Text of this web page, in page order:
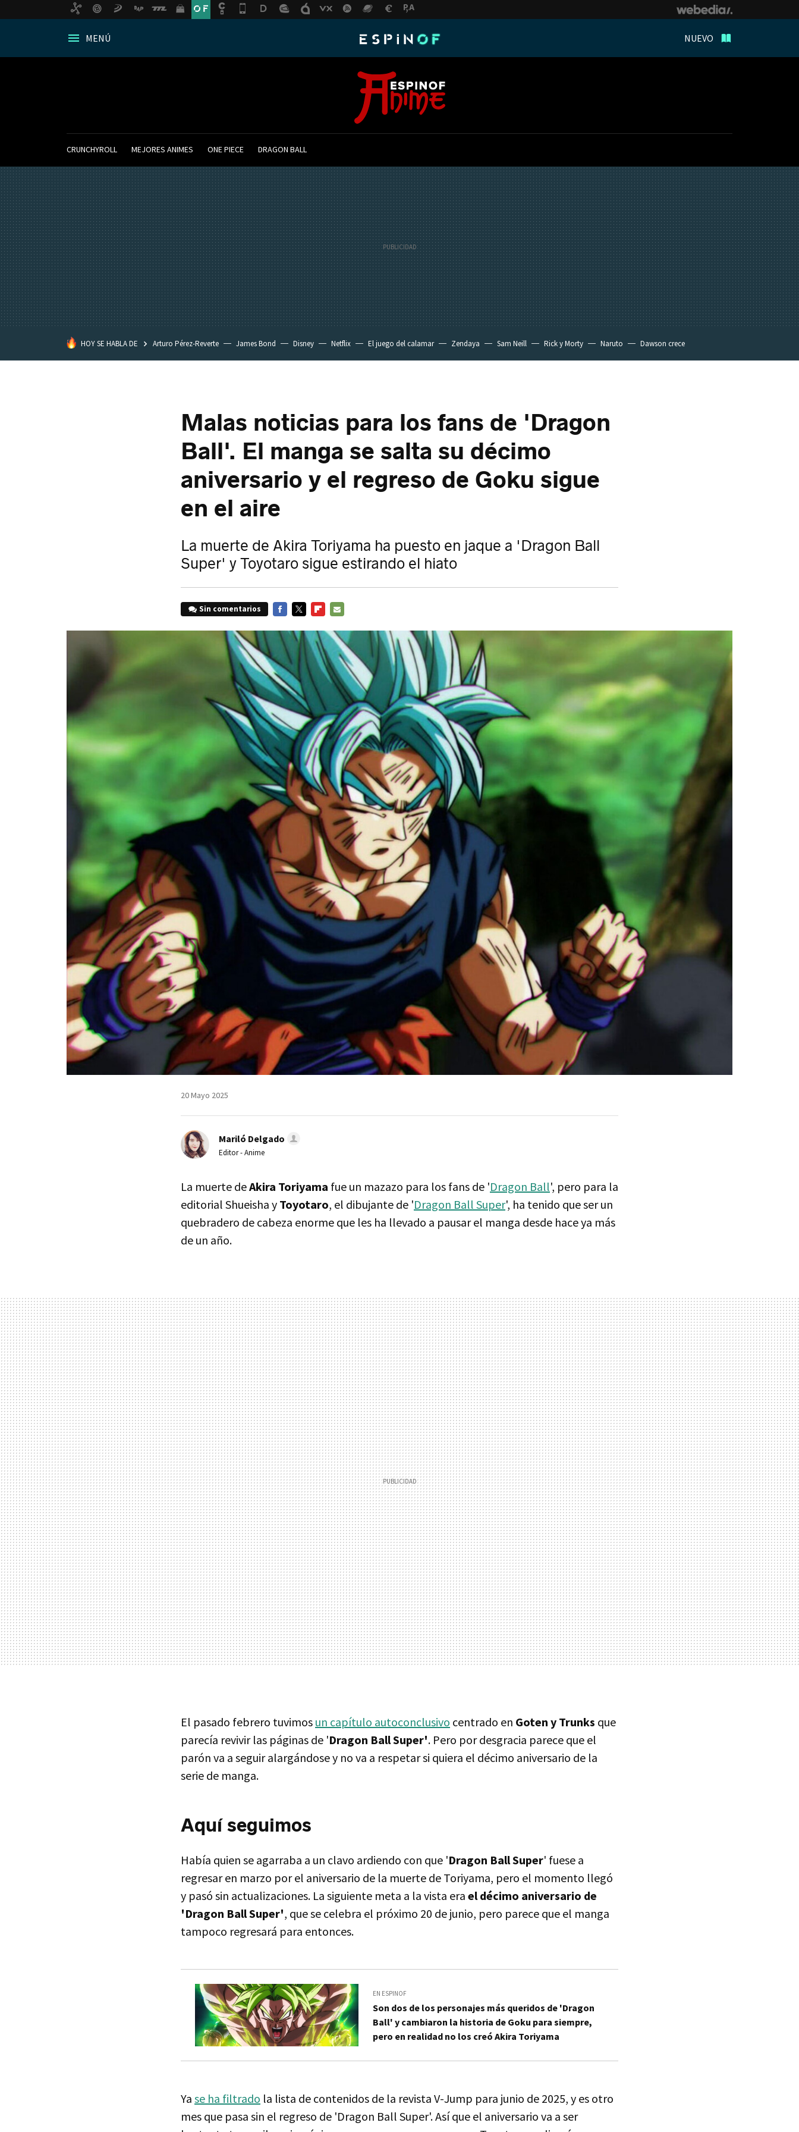
MENÚ NUEVO
CRUNCHYROLL MEJORES ANIMES ONE PIECE DRAGON BALL
HOY SE HABLA DE Arturo Pérez-Reverte James Bond Disney Netflix El juego del calamar Zendaya Sam Neill Rick y Morty Naruto Dawson crece
Malas noticias para los fans de 'Dragon
Ball'. El manga se salta su décimo
aniversario y el regreso de Goku sigue
en el aire
La muerte de Akira Toriyama ha puesto en jaque a 'Dragon Ball
Super' y Toyotaro sigue estirando el hiato
Sin comentarios
MAIL
20 Mayo 2025
Mariló Delgado
Editor - Anime
La muerte deAkira Toriyama fue un mazazo para los fans de 'Dragon Ball', pero para la
editorial Shueisha y Toyotaro, el dibujante de 'Dragon Ball Super', ha tenido que ser un
quebradero de cabeza enorme que les ha llevado a pausar el manga desde hace ya más
de un año.
El pasado febrero tuvimos un capítulo autoconclusivo centrado en Goten y Trunks que
parecía revivir las páginas de 'Dragon Ball Super'. Pero por desgracia parece que el
parón va a seguir alargándose y no va a respetar si quiera el décimo aniversario de la
serie de manga.
Aquí seguimos
Había quien se agarraba a un clavo ardiendo con que 'Dragon Ball Super' fuese a
regresar en marzo por el aniversario de la muerte de Toriyama, pero el momento llegó
y pasó sin actualizaciones. La siguiente meta a la vista era el décimo aniversario de
'Dragon Ball Super', que se celebra el próximo 20 de junio, pero parece que el manga
tampoco regresará para entonces.
EN ESPINOF
Son dos de los personajes más queridos de 'Dragon
Ball' y cambiaron la historia de Goku para siempre,
pero en realidad no los creó Akira Toriyama
Ya se ha filtrado la lista de contenidos de la revista V-Jump para junio de 2025, y es otro
mes que pasa sin el regreso de 'Dragon Ball Super'. Así que el aniversario va a ser